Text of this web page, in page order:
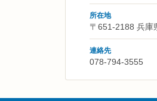
所在地
〒651-2188 兵庫
連絡先
078-794-3555